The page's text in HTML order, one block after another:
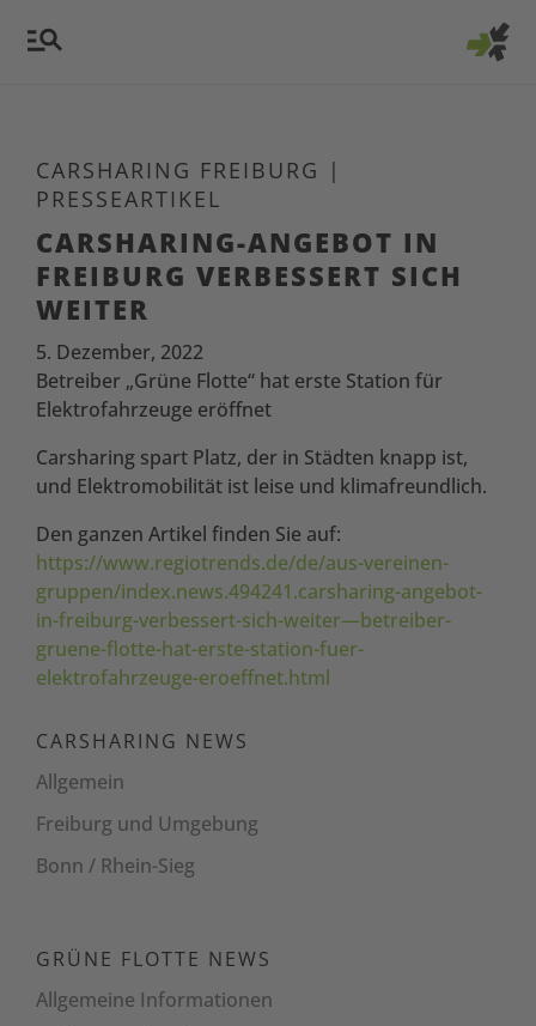
CARSHARING FREIBURG |
PRESSEARTIKEL
CARSHARING-ANGEBOT IN
FREIBURG VERBESSERT SICH
WEITER
5. Dezember, 2022
Betreiber „Grüne Flotte“ hat erste Station für
Elektrofahrzeuge eröffnet
Carsharing spart Platz, der in Städten knapp ist,
und Elektromobilität ist leise und klimafreundlich.
Den ganzen Artikel finden Sie auf:
https://www.regiotrends.de/de/aus-vereinen-
gruppen/index.news.494241.carsharing-angebot-
in-freiburg-verbessert-sich-weiter—betreiber-
gruene-flotte-hat-erste-station-fuer-
elektrofahrzeuge-eroeffnet.html
CARSHARING NEWS
Allgemein
Freiburg und Umgebung
Bonn / Rhein-Sieg
GRÜNE FLOTTE NEWS
Allgemeine Informationen